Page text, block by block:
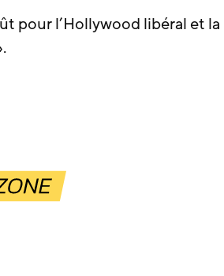
pour l’Hollywood libéral et la